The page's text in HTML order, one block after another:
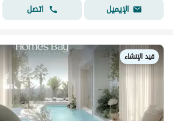
الإيميل
اتصل
قيد الإنشاء